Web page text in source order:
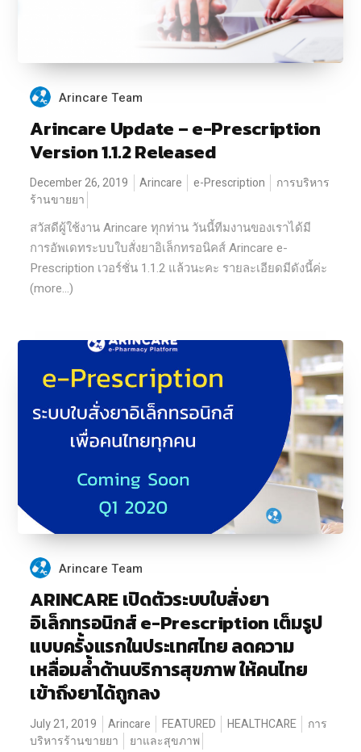
Arincare Team
Arincare Update – e-Prescription
Version 1.1.2 Released
December 26, 2019 Arincare e-Prescription
การบริหาร
ร้านขายยา
สวัสดีผู้ใช้งาน Arincare ทุกท่าน วันนี้ทีมงานของเราได้มี
การอัพเดทระบบใบสั่งยาอิเล็กทรอนิคส์ Arincare e-
Prescription เวอร์ชั่น 1.1.2 แล้วนะคะ รายละเอียดมีดังนี้ค่ะ
(more…)
Arincare Team
ARINCARE เปิดตัวระบบใบสั่งยา
อิเล็กทรอนิกส์ e-Prescription เต็มรูป
แบบครั้งแรกในประเทศไทย ลดความ
เหลื่อมล้ำด้านบริการสุขภาพ ให้คนไทย
เข้าถึงยาได้ถูกลง
July 21, 2019 Arincare FEATURED HEALTHCARE
การ
บริหารร้านขายยา
ยาและสุขภาพ